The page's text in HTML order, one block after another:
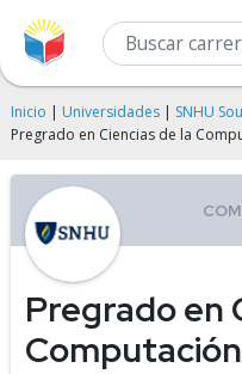
Inicio | Universidades | SNHU
Pregrado en Ciencias de la
Pregrado en
Computación